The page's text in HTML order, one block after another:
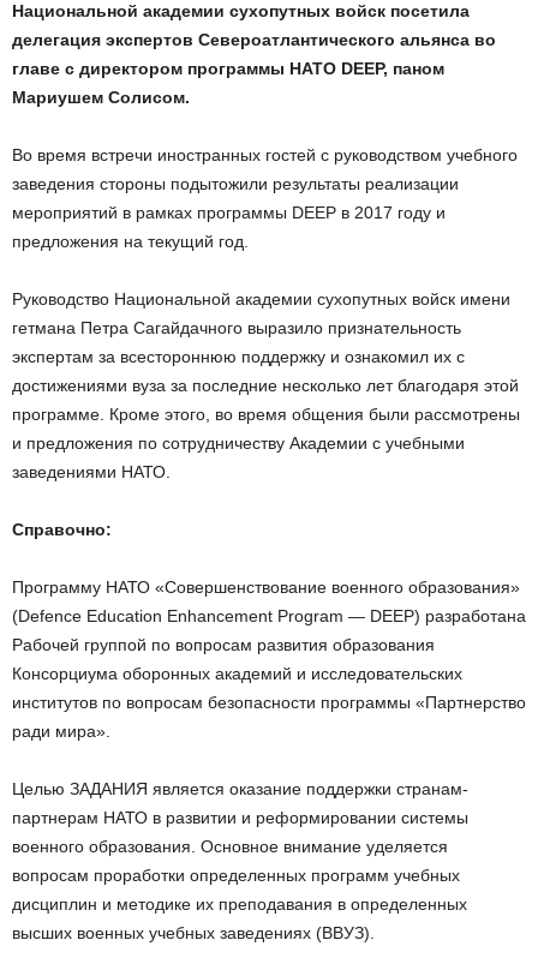
Национальной академии сухопутных войск посетила
делегация экспертов Североатлантического альянса во
главе с директором программы НАТО DEEP, паном
Мариушем Солисом.
Во время встречи иностранных гостей с руководством учебного
заведения стороны подытожили результаты реализации
мероприятий в рамках программы DEEP в 2017 году и
предложения на текущий год.
Руководство Национальной академии сухопутных войск имени
гетмана Петра Сагайдачного выразило признательность
экспертам за всестороннюю поддержку и ознакомил их с
достижениями вуза за последние несколько лет благодаря этой
программе. Кроме этого, во время общения были рассмотрены
и предложения по сотрудничеству Академии с учебными
заведениями НАТО.
Справочно:
Программу НАТО «Совершенствование военного образования»
(Defence Education Enhancement Program — DEEP) разработана
Рабочей группой по вопросам развития образования
Консорциума оборонных академий и исследовательских
институтов по вопросам безопасности программы «Партнерство
ради мира».
Целью ЗАДАНИЯ является оказание поддержки странам-
партнерам НАТО в развитии и реформировании системы
военного образования. Основное внимание уделяется
вопросам проработки определенных программ учебных
дисциплин и методике их преподавания в определенных
высших военных учебных заведениях (ВВУЗ).